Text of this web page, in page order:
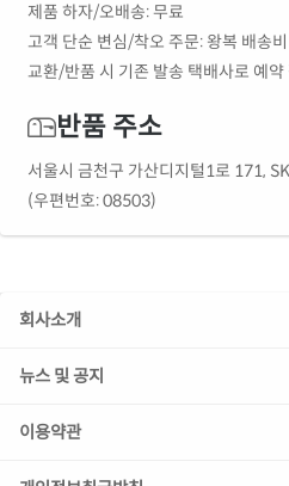
제품 하자/오배송: 무료
고객 단순 변심/착오 주문: 왕복 배송
교환/반품 시 기존 발송 택배사로 예약
반품 주소
서울시 금천구 가산디지털1로 171,
(우편번호: 08503)
회사소개
뉴스 및 공지
이용약관